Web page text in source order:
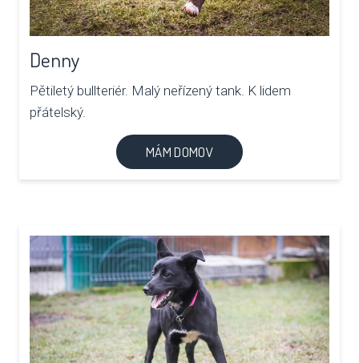
Denny
Pětiletý bullteriér. Malý neřízený tank. K lidem
přátelský.
MÁM DOMOV